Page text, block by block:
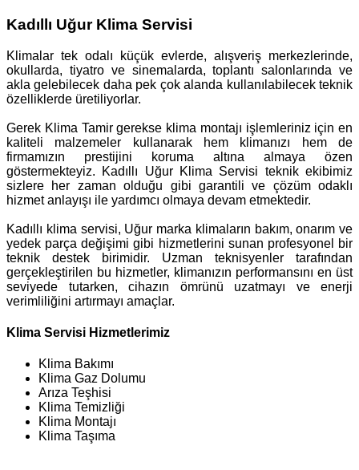
Kadıllı Uğur Klima Servisi
Klimalar tek odalı küçük evlerde, alışveriş merkezlerinde,
okullarda, tiyatro ve sinemalarda, toplantı salonlarında ve
akla gelebilecek daha pek çok alanda kullanılabilecek teknik
özelliklerde üretiliyorlar.
Gerek Klima Tamir gerekse klima montajı işlemleriniz için en
kaliteli malzemeler kullanarak hem klimanızı hem de
firmamızın prestijini koruma altına almaya özen
göstermekteyiz. Kadıllı Uğur Klima Servisi teknik ekibimiz
sizlere her zaman olduğu gibi garantili ve çözüm odaklı
hizmet anlayışı ile yardımcı olmaya devam etmektedir.
Kadıllı klima servisi, Uğur marka klimaların bakım, onarım ve
yedek parça değişimi gibi hizmetlerini sunan profesyonel bir
teknik destek birimidir. Uzman teknisyenler tarafından
gerçekleştirilen bu hizmetler, klimanızın performansını en üst
seviyede tutarken, cihazın ömrünü uzatmayı ve enerji
verimliliğini artırmayı amaçlar.
Klima Servisi Hizmetlerimiz
Klima Bakımı
Klima Gaz Dolumu
Arıza Teşhisi
Klima Temizliği
Klima Montajı
Klima Taşıma